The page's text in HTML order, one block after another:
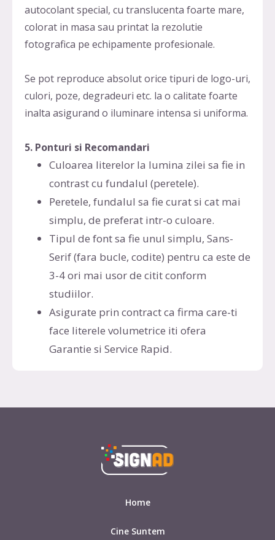
autocolant special, cu translucenta foarte mare,
colorat in masa sau printat la rezolutie
fotografica pe echipamente profesionale.
Se pot reproduce absolut orice tipuri de logo-uri,
culori, poze, degradeuri etc. la o calitate foarte
inalta asigurand o iluminare intensa si uniforma.
5. Ponturi si Recomandari
Culoarea literelor la lumina zilei sa fie in
contrast cu fundalul (peretele).
Peretele, fundalul sa fie curat si cat mai
simplu, de preferat intr-o culoare.
Tipul de font sa fie unul simplu, Sans-
Serif (fara bucle, codite) pentru ca este de
3-4 ori mai usor de citit conform
studiilor.
Asigurate prin contract ca firma care-ti
face literele volumetrice iti ofera
Garantie si Service Rapid.
Home
Cine Suntem